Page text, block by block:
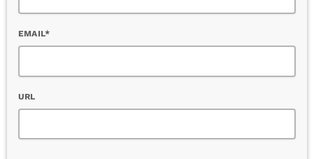
EMAIL*
URL